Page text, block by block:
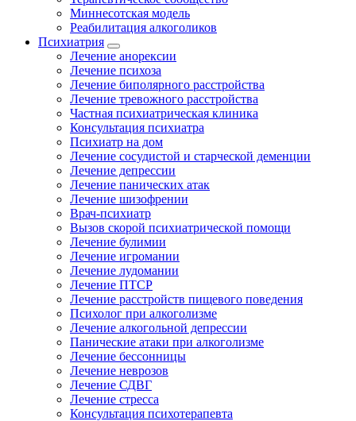
Миннесотская модель
Реабилитация алкоголиков
Психиатрия
Лечение анорексии
Лечение психоза
Лечение биполярного расстройства
Лечение тревожного расстройства
Частная психиатрическая клиника
Консультация психиатра
Психиатр на дом
Лечение сосудистой и старческой деменции
Лечение депрессии
Лечение панических атак
Лечение шизофрении
Врач-психиатр
Вызов скорой психиатрической помощи
Лечение булимии
Лечение игромании
Лечение лудомании
Лечение ПТСР
Лечение расстройств пищевого поведения
Психолог при алкоголизме
Лечение алкогольной депрессии
Панические атаки при алкоголизме
Лечение бессонницы
Лечение неврозов
Лечение СДВГ
Лечение стресса
Консультация психотерапевта